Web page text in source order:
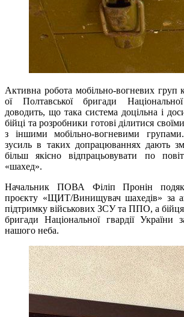
Активна робота мобільно-вогневих груп
ої Полтавської бригади
доводить, що така система доцільна і
бійці та розробники готові ділитися
з іншими мобільно-вогневими
зусиль в таких допрацюваннях дають
більш якісно відпрацьовувати по
«шахед».
Начальник ПОВА Філіп Пронін
проєкту «ЩИТ/Винищувач шахедів» за
підтримку військових ЗСУ та ППО, а
бригади Національної гвардії України
нашого неба.